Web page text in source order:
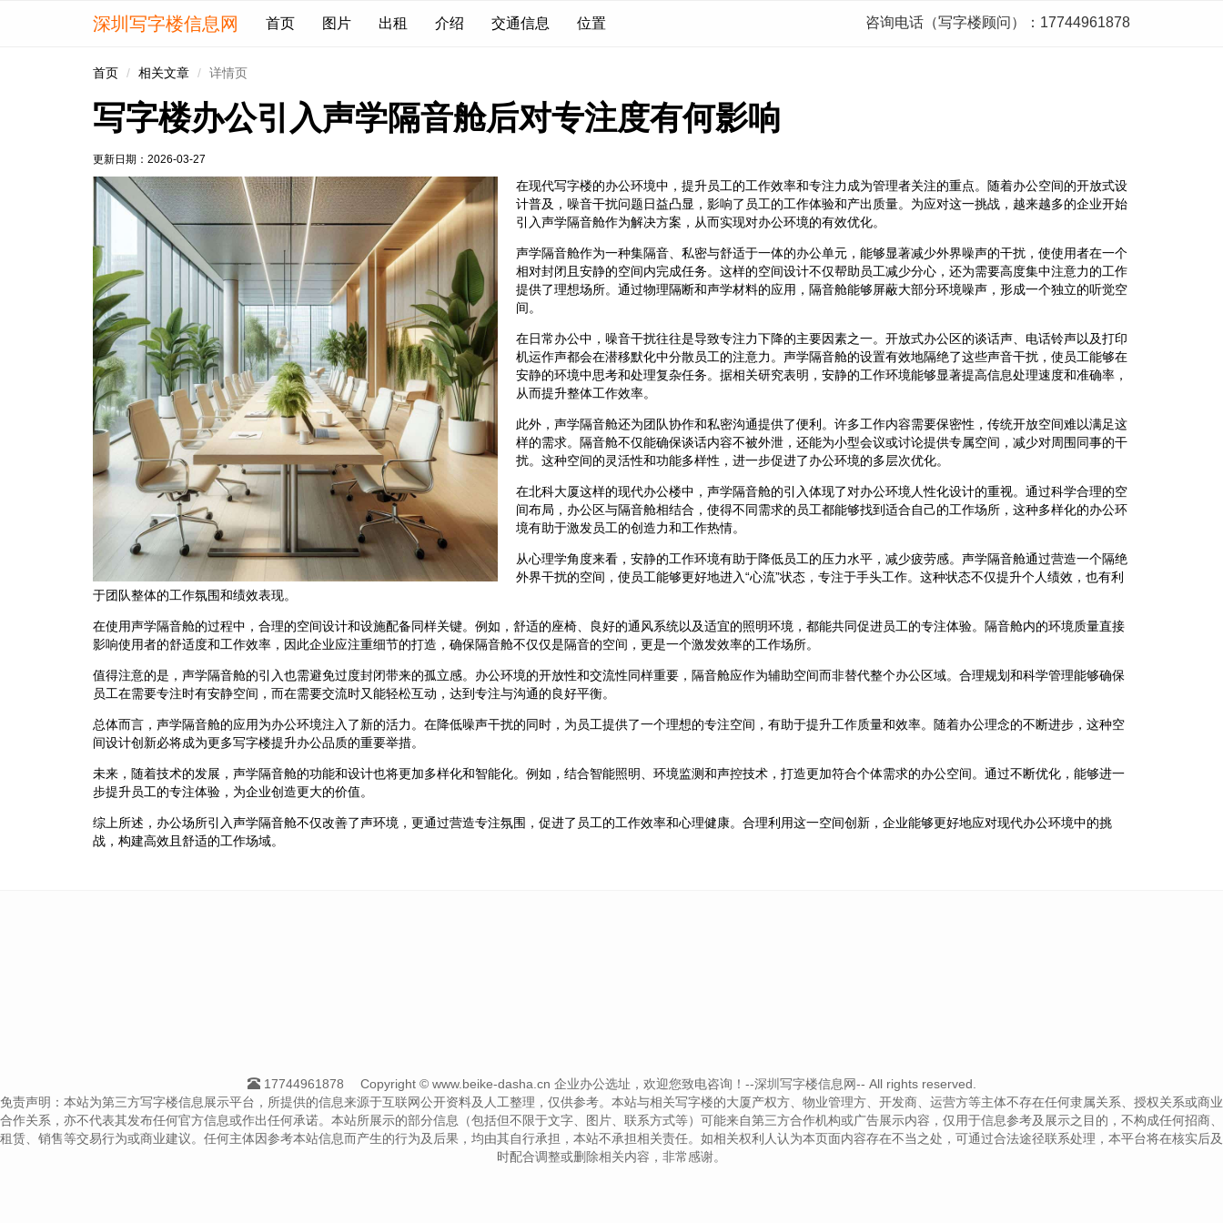
深圳写字楼信息网 首页 图片 出租 介绍 交通信息 位置 咨询电话（写字楼顾问）：17744961878
首页 相关文章 详情页
写字楼办公引入声学隔音舱后对专注度有何影响
更新日期： 2026-03-27
在现代写字楼的办公环境中，提升员工的工作效率和专注力成为管理者关注的重点。随着办公空间的开放式设
计普及，噪音干扰问题日益凸显，影响了员工的工作体验和产出质量。为应对这一挑战，越来越多的企业开始
引入声学隔音舱作为解决方案，从而实现对办公环境的有效优化。
声学隔音舱作为一种集隔音、私密与舒适于一体的办公单元，能够显著减少外界噪声的干扰，使使用者在一个
相对封闭且安静的空间内完成任务。这样的空间设计不仅帮助员工减少分心，还为需要高度集中注意力的工作
提供了理想场所。通过物理隔断和声学材料的应用，隔音舱能够屏蔽大部分环境噪声，形成一个独立的听觉空
间。
在日常办公中，噪音干扰往往是导致专注力下降的主要因素之一。开放式办公区的谈话声、电话铃声以及打印
机运作声都会在潜移默化中分散员工的注意力。声学隔音舱的设置有效地隔绝了这些声音干扰，使员工能够在
安静的环境中思考和处理复杂任务。据相关研究表明，安静的工作环境能够显著提高信息处理速度和准确率，
从而提升整体工作效率。
此外，声学隔音舱还为团队协作和私密沟通提供了便利。许多工作内容需要保密性，传统开放空间难以满足这
样的需求。隔音舱不仅能确保谈话内容不被外泄，还能为小型会议或讨论提供专属空间，减少对周围同事的干
扰。这种空间的灵活性和功能多样性，进一步促进了办公环境的多层次优化。
在北科大厦这样的现代办公楼中，声学隔音舱的引入体现了对办公环境人性化设计的重视。通过科学合理的空
间布局，办公区与隔音舱相结合，使得不同需求的员工都能够找到适合自己的工作场所，这种多样化的办公环
境有助于激发员工的创造力和工作热情。
从心理学角度来看，安静的工作环境有助于降低员工的压力水平，减少疲劳感。声学隔音舱通过营造一个隔绝
外界干扰的空间，使员工能够更好地进入“心流”状态，专注于手头工作。这种状态不仅提升个人绩效，也有利
于团队整体的工作氛围和绩效表现。
在使用声学隔音舱的过程中，合理的空间设计和设施配备同样关键。例如，舒适的座椅、良好的通风系统以及适宜的照明环境，都能共同促进员工的专注体验。隔音舱内的环境质量直接
影响使用者的舒适度和工作效率，因此企业应注重细节的打造，确保隔音舱不仅仅是隔音的空间，更是一个激发效率的工作场所。
值得注意的是，声学隔音舱的引入也需避免过度封闭带来的孤立感。办公环境的开放性和交流性同样重要，隔音舱应作为辅助空间而非替代整个办公区域。合理规划和科学管理能够确保
员工在需要专注时有安静空间，而在需要交流时又能轻松互动，达到专注与沟通的良好平衡。
总体而言，声学隔音舱的应用为办公环境注入了新的活力。在降低噪声干扰的同时，为员工提供了一个理想的专注空间，有助于提升工作质量和效率。随着办公理念的不断进步，这种空
间设计创新必将成为更多写字楼提升办公品质的重要举措。
未来，随着技术的发展，声学隔音舱的功能和设计也将更加多样化和智能化。例如，结合智能照明、环境监测和声控技术，打造更加符合个体需求的办公空间。通过不断优化，能够进一
步提升员工的专注体验，为企业创造更大的价值。
综上所述，办公场所引入声学隔音舱不仅改善了声环境，更通过营造专注氛围，促进了员工的工作效率和心理健康。合理利用这一空间创新，企业能够更好地应对现代办公环境中的挑
战，构建高效且舒适的工作场域。
17744961878
Copyright © www.beike-dasha.cn 企业办公选址，欢迎您致电咨询！--深圳写字楼信息网-- All rights reserved.
免责声明：本站为第三方写字楼信息展示平台，所提供的信息来源于互联网公开资料及人工整理，仅供参考。本站与相关写字楼的大厦产权方、物业管理方、开发商、运营方等主体不存在任何隶属关系、授权关系或商业
合作关系，亦不代表其发布任何官方信息或作出任何承诺。本站所展示的部分信息（包括但不限于文字、图片、联系方式等）可能来自第三方合作机构或广告展示内容，仅用于信息参考及展示之目的，不构成任何招商、
租赁、销售等交易行为或商业建议。任何主体因参考本站信息而产生的行为及后果，均由其自行承担，本站不承担相关责任。如相关权利人认为本页面内容存在不当之处，可通过合法途径联系处理，本平台将在核实后及
时配合调整或删除相关内容，非常感谢。